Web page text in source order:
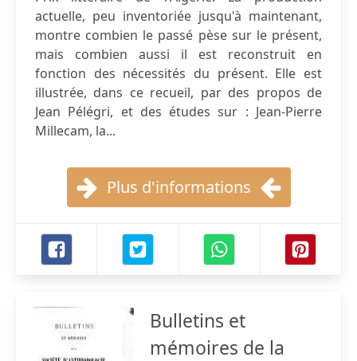
actuelle, peu inventoriée jusqu'à maintenant,
montre combien le passé pèse sur le présent,
mais combien aussi il est reconstruit en
fonction des nécessités du présent. Elle est
illustrée, dans ce recueil, par des propos de
Jean Pélégri, et des études sur : Jean-Pierre
Millecam, la...
Plus d'informations
Bulletins et
mémoires de la